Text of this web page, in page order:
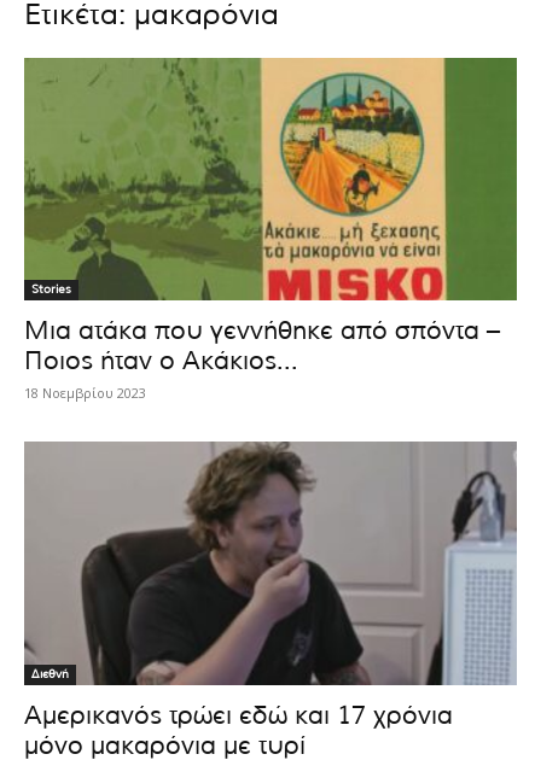
Ετικέτα: μακαρόνια
Stories
Μια ατάκα που γεννήθηκε από σπόντα –
Ποιος ήταν ο Ακάκιος...
18 Νοεμβρίου 2023
Διεθνή
Αμερικανός τρώει εδώ και 17 χρόνια
μόνο μακαρόνια με τυρί